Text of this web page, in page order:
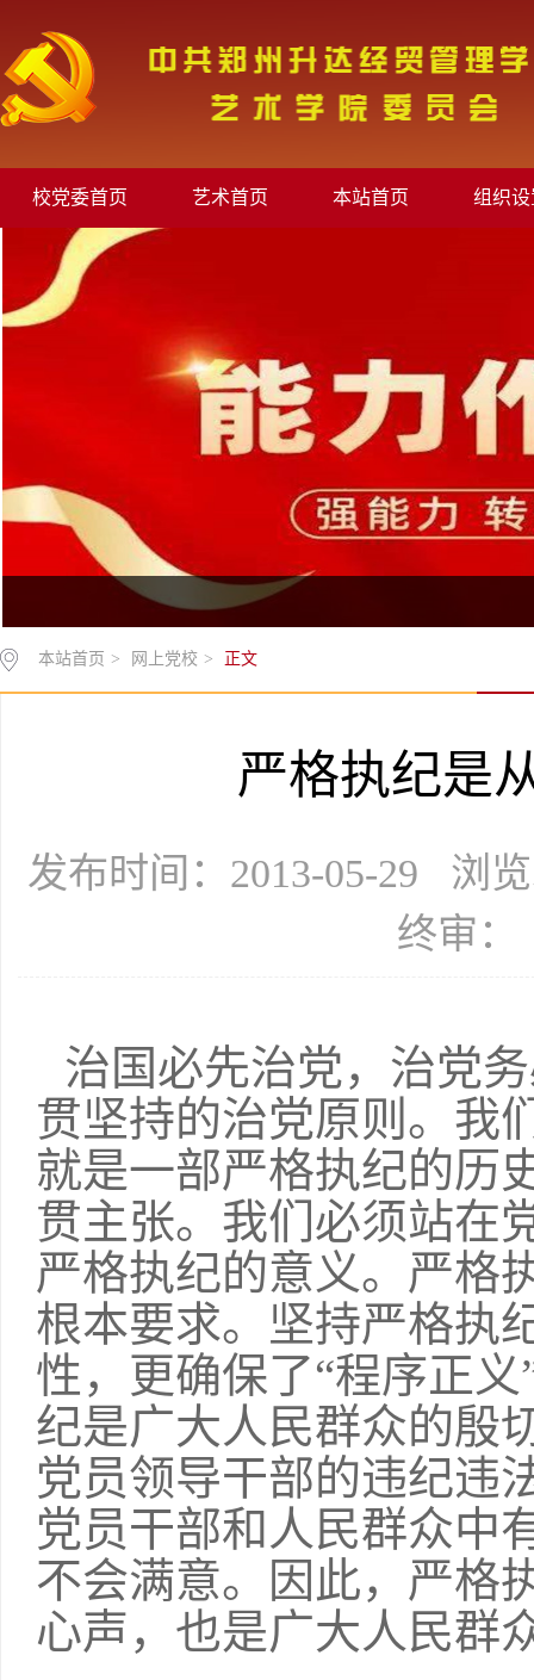
校党委首页 艺术首页 本站首页 组织设
本站首页 > 网上党校 > 正文
严格执纪是
发布时间：2013-05-29 浏
终审
治国必先治党，治党
贯坚持的治党原则。我
就是一部严格执纪的历
贯主张。我们必须站在
严格执纪的意义。严格
根本要求。坚持严格执
性，更确保了“程序正
纪是广大人民群众的殷
党员领导干部的违纪违
党员干部和人民群众中
不会满意。因此，严格
心声，也是广大人民群